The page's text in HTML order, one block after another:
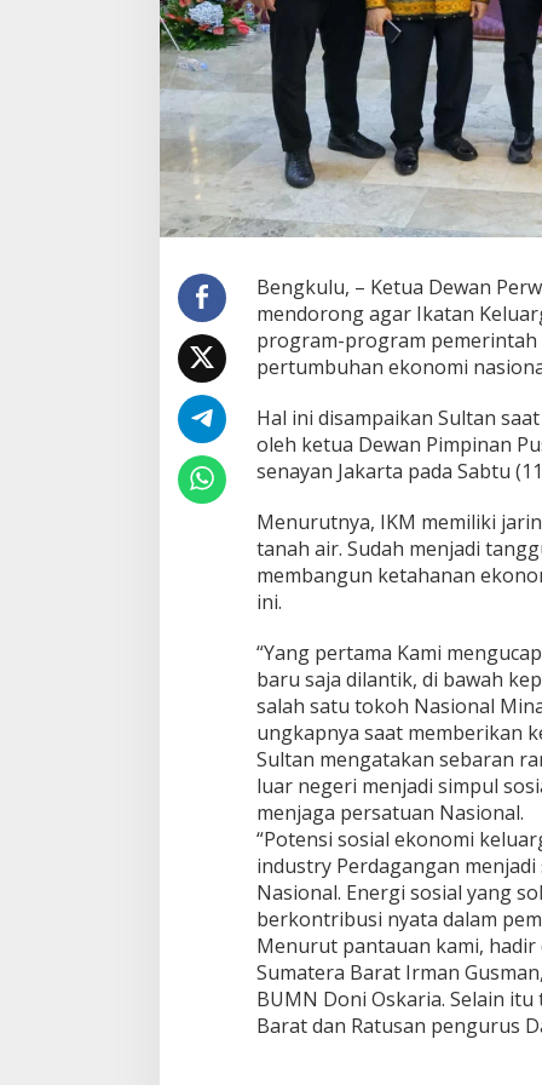
Bengkulu, – Ketua Dewan
mendorong agar Ikatan
program-program
pertumbuhan ekonomi
Hal ini disampaikan Sultan
oleh ketua Dewan Pimpinan
senayan Jakarta pada Sabtu
Menurutnya, IKM memiliki
tanah air. Sudah menjadi
membangun ketahanan
ini.
“Yang pertama Kami
baru saja dilantik, di bawah
salah satu tokoh Nasional
ungkapnya saat memberikan
Sultan mengatakan sebaran
luar negeri menjadi simpul
menjaga persatuan Nasional.
“Potensi sosial ekonomi
industry Perdagangan
Nasional. Energi sosial yang
berkontribusi nyata dalam
Menurut pantauan kami, hadir
Sumatera Barat Irman
BUMN Doni Oskaria. Selain
Barat dan Ratusan pengurus